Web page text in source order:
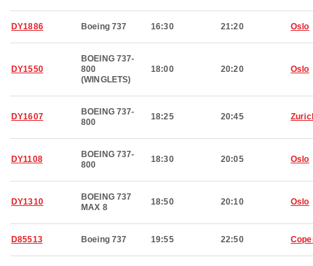
DY1886 Boeing 737 16:30 21:20 Oslo
DY1550
BOEING 737-
800
(WINGLETS)
18:00 20:20 Oslo
DY1607
BOEING 737-
800
18:25 20:45
DY1108
BOEING 737-
800
18:30 20:05 Oslo
DY1310
BOEING 737
MAX 8
18:50 20:10 Oslo
D85513 Boeing 737 19:55 22:50